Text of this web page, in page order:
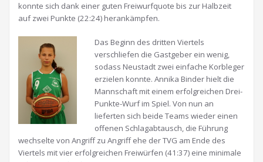
konnte sich dank einer guten Freiwurfquote bis zur Halbzeit
auf zwei Punkte (22:24) herankämpfen.
Das Beginn des dritten Viertels
verschliefen die Gastgeber ein wenig,
sodass Neustadt zwei einfache Korbleger
erzielen konnte. Annika Binder hielt die
Mannschaft mit einem erfolgreichen Drei-
Punkte-Wurf im Spiel. Von nun an
lieferten sich beide Teams wieder einen
offenen Schlagabtausch, die Führung
wechselte von Angriff zu Angriff ehe der TVG am Ende des
Viertels mit vier erfolgreichen Freiwürfen (41:37) eine minimale